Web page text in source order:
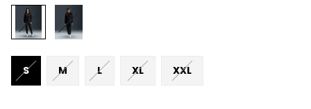
S M L XL XXL